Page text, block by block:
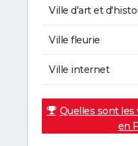
Ville d'art et
Ville fleurie
Ville internet
Quelles sont les
en